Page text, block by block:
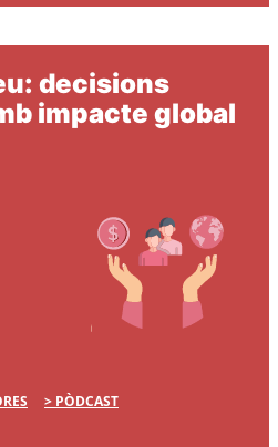
decisions
impacte global
PÒDCAST